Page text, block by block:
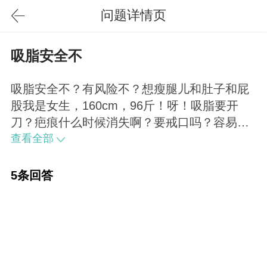
问题详情页
吸脂安全不
吸脂安全不？有风险不？想瘦腿儿和肚子和屁
股我是女生，160cm，96斤！呀！吸脂要开
刀？疤痕什么时候消失啊？要戒口吗？容易反
弹吗？那我长年电脑前办公会又变回原来的肚
来的东西还可以干嘛用？全身几钱？按部位又
查看全部
5条回答